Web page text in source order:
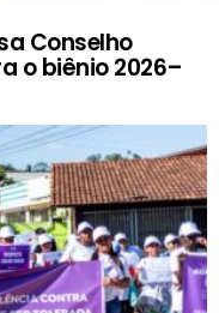
Conselho
o biênio 2026–